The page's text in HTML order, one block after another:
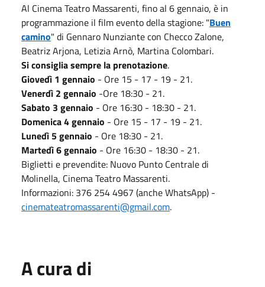
Al Cinema Teatro Massarenti, fino al 6 gennaio, è in
programmazione il film evento della stagione: "Buen
camino" di Gennaro Nunziante con Checco Zalone,
Beatriz Arjona, Letizia Arnò, Martina Colombari.
Si consiglia sempre la prenotazione.
Giovedì 1 gennaio - Ore 15 - 17 - 19 - 21.
Venerdì 2 gennaio -Ore 18:30 - 21.
Sabato 3 gennaio - Ore 16:30 - 18:30 - 21.
Domenica 4 gennaio - Ore 15 - 17 - 19 - 21.
Lunedì 5 gennaio - Ore 18:30 - 21.
Martedì 6 gennaio - Ore 16:30 - 18:30 - 21.
Biglietti e prevendite: Nuovo Punto Centrale di
Molinella, Cinema Teatro Massarenti.
Informazioni: 376 254 4967 (anche WhatsApp) -
cinemateatromassarenti@gmail.com.
A cura di